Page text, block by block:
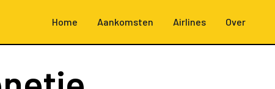
Home Aankomsten Airlines Over